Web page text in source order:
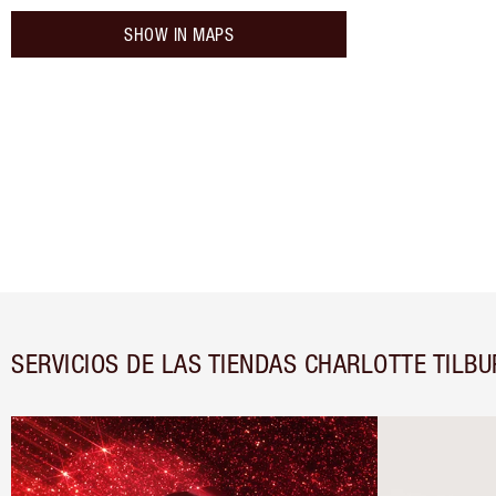
SHOW IN MAPS
SERVICIOS DE LAS TIENDAS CHARLOTTE